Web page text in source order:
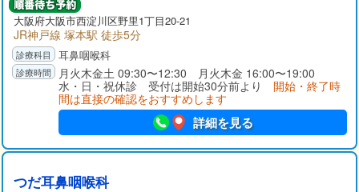
大阪府大阪市西淀川区野里1丁目20-21
JR神戸線 塚本駅 徒歩5分
耳鼻咽喉科
月火木金土 09:30〜12:30 月火木金 16:00〜19:00
水・日・祝休診 受付は開始30分前より 開始・終了時
間は直接の確認をおすすめします
詳細を見る
つだ耳鼻咽喉科